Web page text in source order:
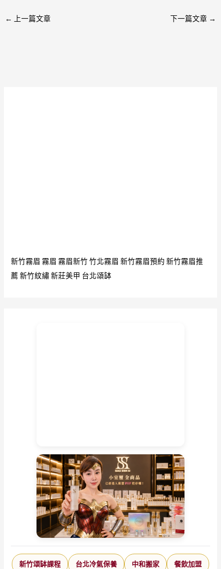
← 上一篇文章 下一篇文章 →
新竹霧眉 霧眉 霧眉新竹 竹北霧眉 新竹霧眉預約 新竹霧眉推
薦 新竹紋繡 新莊美甲 台北頌缽
新竹頌缽課程 台北冷氣保養 中和搬家 餐飲加盟